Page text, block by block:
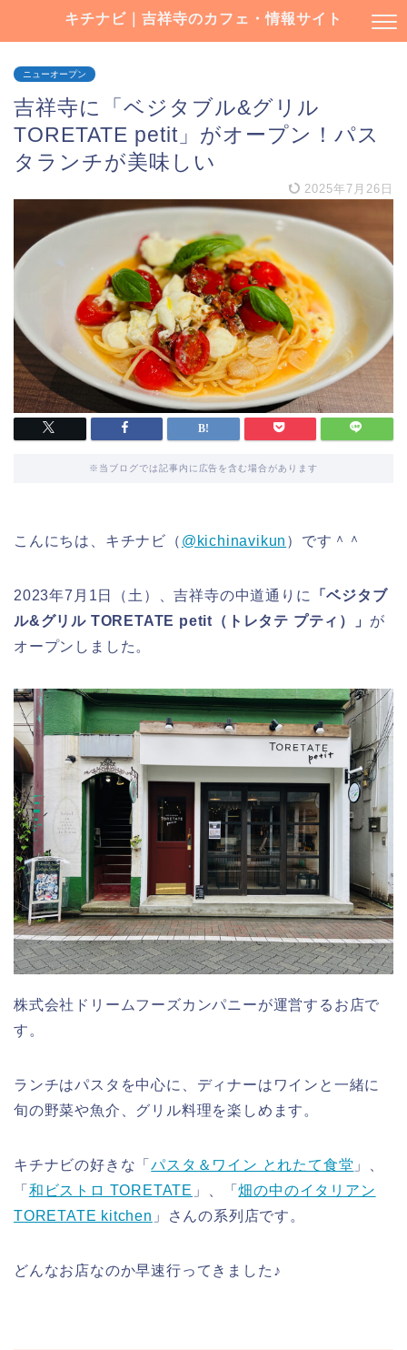
キチナビ｜吉祥寺のカフェ・情報サイト
ニューオープン
吉祥寺に「ベジタブル&グリル
TORETATE petit」がオープン！パス
タランチが美味しい
2025年7月26日
※当ブログでは記事内に広告を含む場合があります
こんにちは、キチナビ（ @kichinavikun ）です＾＾
2023年7月1日（土）、吉祥寺の中道通りに
「ベジタブ
ル&グリル TORETATE petit（トレタテ プティ）」 が
オープンしました。
株式会社ドリームフーズカンパニーが運営するお店で
す。
ランチはパスタを中心に、ディナーはワインと一緒に
旬の野菜や魚介、グリル料理を楽しめます。
キチナビの好きな「パスタ＆ワイン とれたて食堂 」、
「 和ビストロ TORETATE 」、「畑の中のイタリアン
TORETATE kitchen 」さんの系列店です。
どんなお店なのか早速行ってきました♪